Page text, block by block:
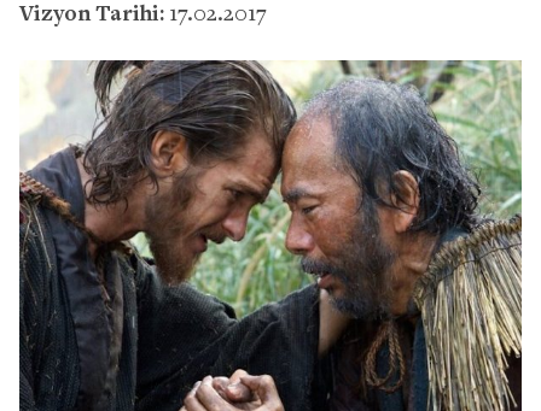
Vizyon Tarihi: 17.02.2017